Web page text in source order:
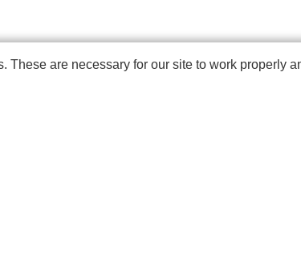
These are necessary for our site to work properly